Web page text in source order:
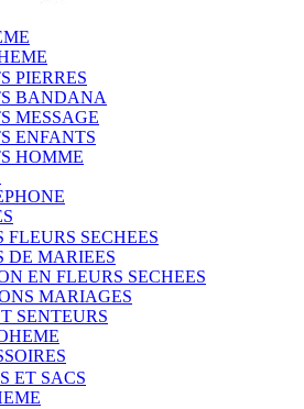
PIERRES
BANDANA
MESSAGE
ENFANTS
HOMME
FLEURS SECHEES
DE MARIEES
EN FLEURS SECHEES
MARIAGES
SENTEURS
ET SACS